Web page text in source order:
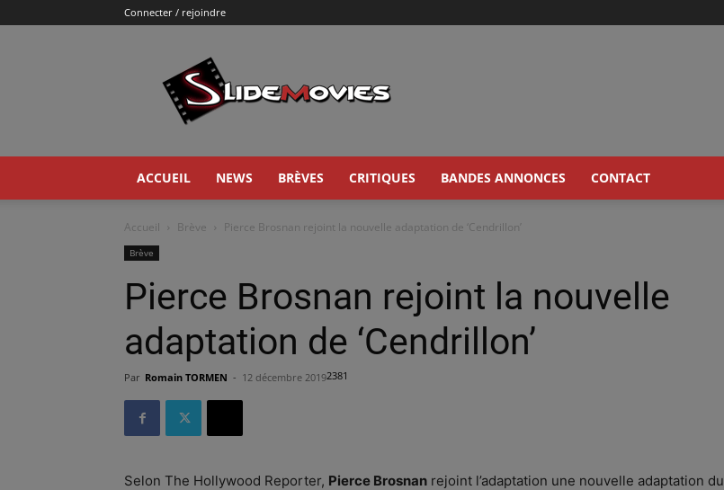
Connecter / rejoindre
ACCUEIL NEWS BRÈVES CRITIQUES BANDES ANNONCES CONTACT
Accueil Brève Pierce Brosnan rejoint la nouvelle adaptation de ‘Cendrillon’
Brève
Pierce Brosnan rejoint la nouvelle
adaptation de ‘Cendrillon’
Par Romain TORMEN - 12 décembre 20192381
Selon The Hollywood Reporter, Pierce Brosnan rejoint l’adaptation une nouvelle adaptation du